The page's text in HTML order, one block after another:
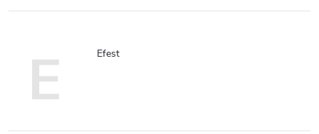
E Efest